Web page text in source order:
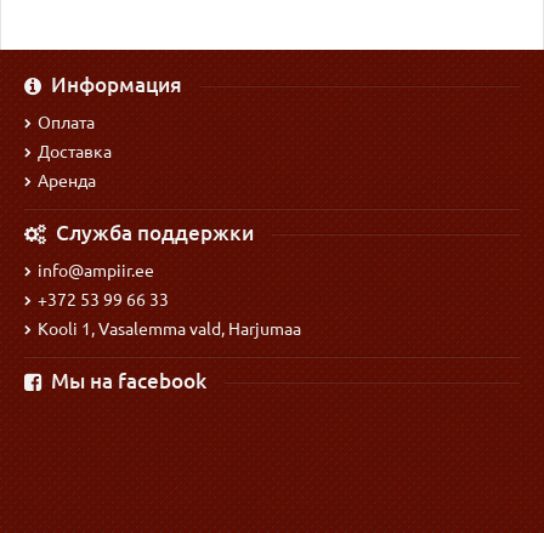
Информация
Оплата
Доставка
Аренда
Служба поддержки
info@ampiir.ee
+372 53 99 66 33
Kooli 1, Vasalemma vald, Harjumaa
Мы на facebook